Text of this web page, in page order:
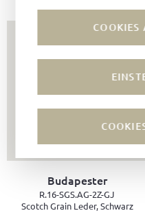
COOKIES
Budapester
R.16-SGS.AG-2Z-GJ
Scotch Grain Leder, Schwarz